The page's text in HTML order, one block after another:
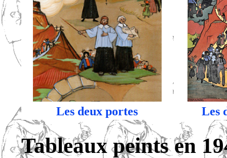
Les deux portes Les
Tableaux peints en